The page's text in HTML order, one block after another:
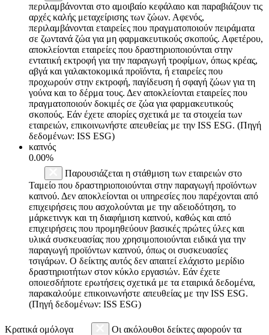
περιλαμβάνονται στο αμοιβαίο κεφάλαιο και παραβιάζουν τις
αρχές καλής μεταχείρισης των ζώων. Αφενός,
περιλαμβάνονται εταιρείες που πραγματοποιούν πειράματα
σε ζωντανά ζώα για μη φαρμακευτικούς σκοπούς. Αφετέρου,
αποκλείονται εταιρείες που δραστηριοποιούνται στην
εντατική εκτροφή για την παραγωγή τροφίμων, όπως κρέας,
αβγά και γαλακτοκομικά προϊόντα, ή εταιρείες που
προχωρούν στην εκτροφή, παγίδευση ή σφαγή ζώων για τη
γούνα και το δέρμα τους. Δεν αποκλείονται εταιρείες που
πραγματοποιούν δοκιμές σε ζώα για φαρμακευτικούς
σκοπούς. Εάν έχετε απορίες σχετικά με τα στοιχεία των
εταιρειών, επικοινωνήστε απευθείας με την ISS ESG. (Πηγή
δεδομένων: ISS ESG)
καπνός
0.00%
Παρουσιάζεται η στάθμιση των εταιρειών στο
Ταμείο που δραστηριοποιούνται στην παραγωγή προϊόντων
καπνού. Δεν αποκλείονται οι υπηρεσίες που παρέχονται από
επιχειρήσεις που ασχολούνται με την αδειοδότηση, το
μάρκετινγκ και τη διαφήμιση καπνού, καθώς και από
επιχειρήσεις που προμηθεύουν βασικές πρώτες ύλες και
υλικά συσκευασίας που χρησιμοποιούνται ειδικά για την
παραγωγή προϊόντων καπνού, όπως οι συσκευασίες
τσιγάρων. Ο δείκτης αυτός δεν απαιτεί ελάχιστο μερίδιο
δραστηριοτήτων στον κύκλο εργασιών. Εάν έχετε
οποιεσδήποτε ερωτήσεις σχετικά με τα εταιρικά δεδομένα,
παρακαλούμε επικοινωνήστε απευθείας με την ISS ESG.
(Πηγή δεδομένων: ISS ESG)
Κρατικά ομόλογα
Οι ακόλουθοι δείκτες αφορούν τα